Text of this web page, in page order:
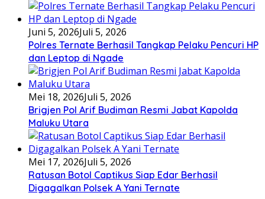
Juni 5, 2026Juli 5, 2026
Polres Ternate Berhasil Tangkap Pelaku Pencuri HP
dan Leptop di Ngade
Mei 18, 2026Juli 5, 2026
Brigjen Pol Arif Budiman Resmi Jabat Kapolda
Maluku Utara
Mei 17, 2026Juli 5, 2026
Ratusan Botol Captikus Siap Edar Berhasil
Digagalkan Polsek A Yani Ternate